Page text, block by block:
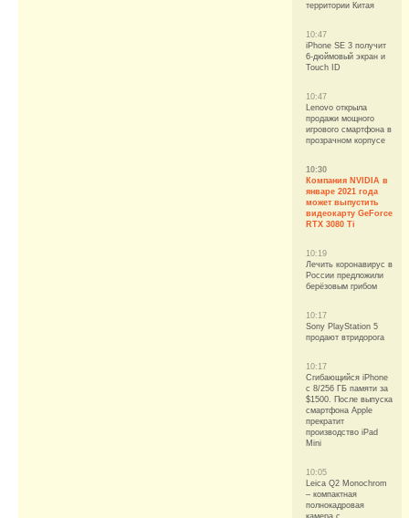
территории Китая
10:47
iPhone SE 3 получит
6-дюймовый экран и
Touch ID
10:47
Lenovo открыла
продажи мощного
игрового смартфона в
прозрачном корпусе
10:30
Компания NVIDIA в
январе 2021 года
может выпустить
видеокарту GeForce
RTX 3080 Ti
10:19
Лечить коронавирус в
России предложили
берёзовым грибом
10:17
Sony PlayStation 5
продают втридорога
10:17
Сгибающийся iPhone
с 8/256 ГБ памяти за
$1500. После выпуска
смартфона Apple
прекратит
производство iPad
Mini
10:05
Leica Q2 Monochrom
– компактная
полнокадровая
камера с